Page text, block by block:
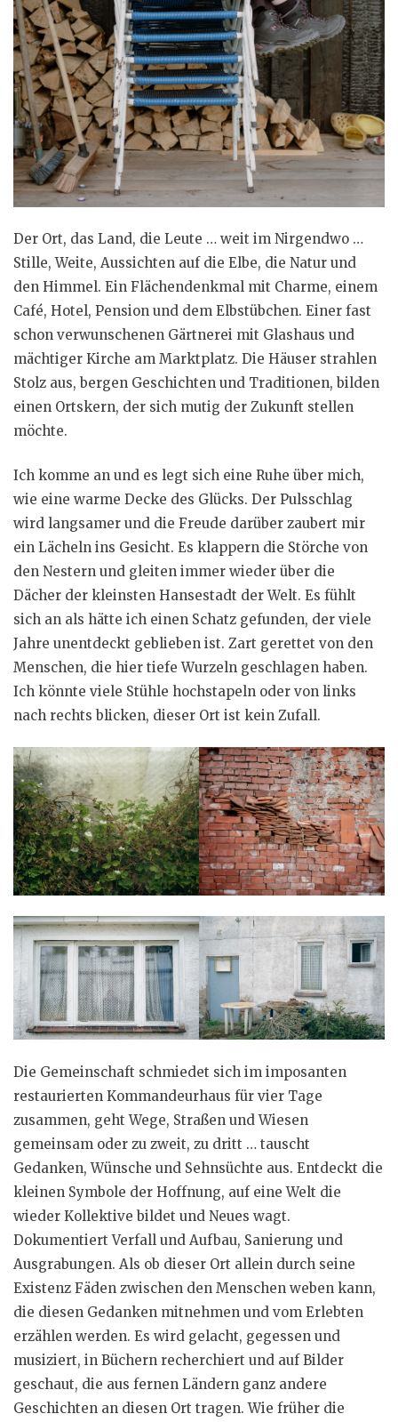
Der Ort, das Land, die Leute … weit im Nirgendwo …
Stille, Weite, Aussichten auf die Elbe, die Natur und
den Himmel. Ein Flächendenkmal mit Charme, einem
Café, Hotel, Pension und dem Elbstübchen. Einer fast
schon verwunschenen Gärtnerei mit Glashaus und
mächtiger Kirche am Marktplatz. Die Häuser strahlen
Stolz aus, bergen Geschichten und Traditionen, bilden
einen Ortskern, der sich mutig der Zukunft stellen
möchte.
Ich komme an und es legt sich eine Ruhe über mich,
wie eine warme Decke des Glücks. Der Pulsschlag
wird langsamer und die Freude darüber zaubert mir
ein Lächeln ins Gesicht. Es klappern die Störche von
den Nestern und gleiten immer wieder über die
Dächer der kleinsten Hansestadt der Welt. Es fühlt
sich an als hätte ich einen Schatz gefunden, der viele
Jahre unentdeckt geblieben ist. Zart gerettet von den
Menschen, die hier tiefe Wurzeln geschlagen haben.
Ich könnte viele Stühle hochstapeln oder von links
nach rechts blicken, dieser Ort ist kein Zufall.
Die Gemeinschaft schmiedet sich im imposanten
restaurierten Kommandeurhaus für vier Tage
zusammen, geht Wege, Straßen und Wiesen
gemeinsam oder zu zweit, zu dritt … tauscht
Gedanken, Wünsche und Sehnsüchte aus. Entdeckt die
kleinen Symbole der Hoffnung, auf eine Welt die
wieder Kollektive bildet und Neues wagt.
Dokumentiert Verfall und Aufbau, Sanierung und
Ausgrabungen. Als ob dieser Ort allein durch seine
Existenz Fäden zwischen den Menschen weben kann,
die diesen Gedanken mitnehmen und vom Erlebten
erzählen werden. Es wird gelacht, gegessen und
musiziert, in Büchern recherchiert und auf Bilder
geschaut, die aus fernen Ländern ganz andere
Geschichten an diesen Ort tragen. Wie früher die